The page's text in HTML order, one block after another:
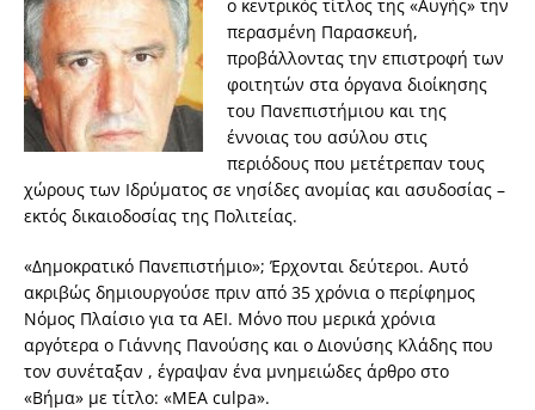
ο κεντρικός τίτλος της «Αυγής» την
περασμένη Παρασκευή,
προβάλλοντας την επιστροφή των
φοιτητών στα όργανα διοίκησης
του Πανεπιστήμιου και της
έννοιας του ασύλου στις
περιόδους που μετέτρεπαν τους
χώρους των Ιδρύματος σε νησίδες ανομίας και ασυδοσίας –
εκτός δικαιοδοσίας της Πολιτείας.
«Δημοκρατικό Πανεπιστήμιο»; Έρχονται δεύτεροι. Αυτό
ακριβώς δημιουργούσε πριν από 35 χρόνια ο περίφημος
Νόμος Πλαίσιο για τα ΑΕΙ. Μόνο που μερικά χρόνια
αργότερα ο Γιάννης Πανούσης και ο Διονύσης Κλάδης που
τον συνέταξαν , έγραψαν ένα μνημειώδες άρθρο στο
«Βήμα» με τίτλο: «MEA culpa».